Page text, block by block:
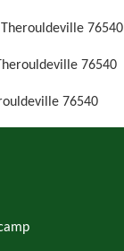
76540
76540
76540